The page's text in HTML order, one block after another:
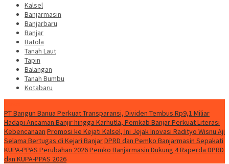
Kalsel
Banjarmasin
Banjarbaru
Banjar
Batola
Tanah Laut
Tapin
Balangan
Tanah Bumbu
Kotabaru
PT Bangun Banua Perkuat Transparansi, Dividen Tembus Rp9,1 Miliar
Hadapi Ancaman Banjir hingga Karhutla, Pemkab Banjar Perkuat Literasi
Kebencanaan Promosi ke Kejati Kalsel, Ini Jejak Inovasi Radityo Wisnu Aji
Selama Bertugas di Kejari BanjarDPRD dan Pemko Banjarmasin Sepakati
KUPA-PPAS Perubahan 2026Pemko Banjarmasin Dukung 4 Raperda DPRD
dan KUPA-PPAS 2026